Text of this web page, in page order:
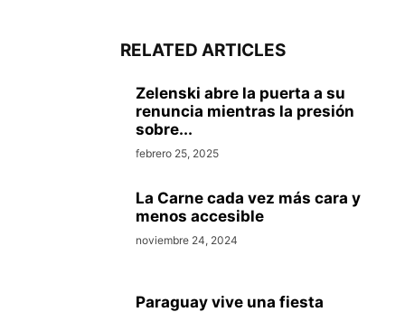
RELATED ARTICLES
Zelenski abre la puerta a su
renuncia mientras la presión
sobre...
febrero 25, 2025
La Carne cada vez más cara y
menos accesible
noviembre 24, 2024
Paraguay vive una fiesta